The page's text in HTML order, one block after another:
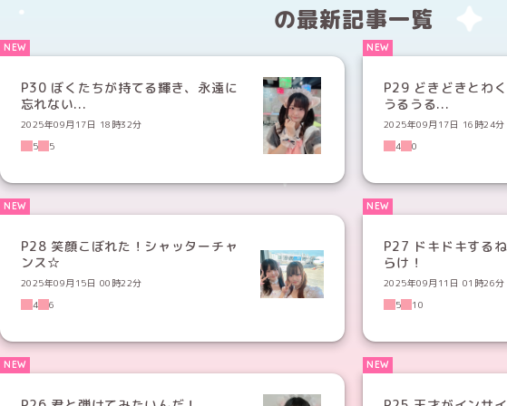
の最新記事一覧
P30 ぼくたちが持てる輝き、永遠に
忘れない...
2025年09月17日 18時32分
5
5
P29 どきどきとわ
うるうる...
2025年09月17日 16時24分
4
0
P28 笑顔こぼれた！シャッターチャ
ンス☆
2025年09月15日 00時22分
4
6
P27 ドキドキする
らけ！
2025年09月11日 01時26分
5
10